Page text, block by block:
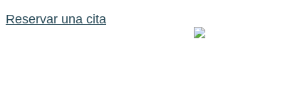
Reservar una cita